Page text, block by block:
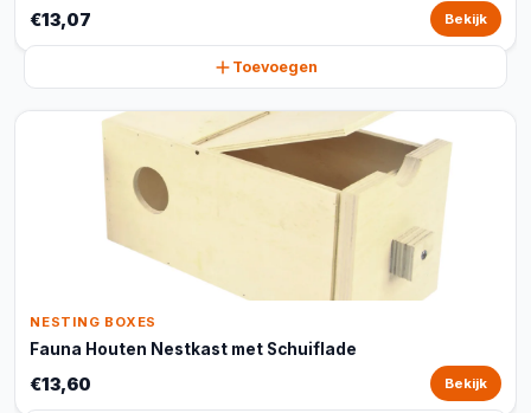
€13,07 Bekijk
Toevoegen
NESTING BOXES
Fauna Houten Nestkast met Schuiflade
€13,60 Bekijk